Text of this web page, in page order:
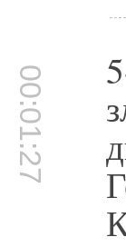
00:01:27